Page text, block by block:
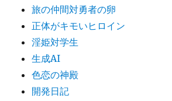
旅の仲間対勇者の卵
正体がキモいヒロイン
淫姫対学生
生成AI
色恋の神殿
開発日記